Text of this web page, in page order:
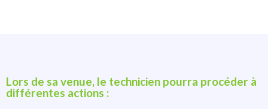
Lors de sa venue, le technicien pourra procéder à
différentes actions :